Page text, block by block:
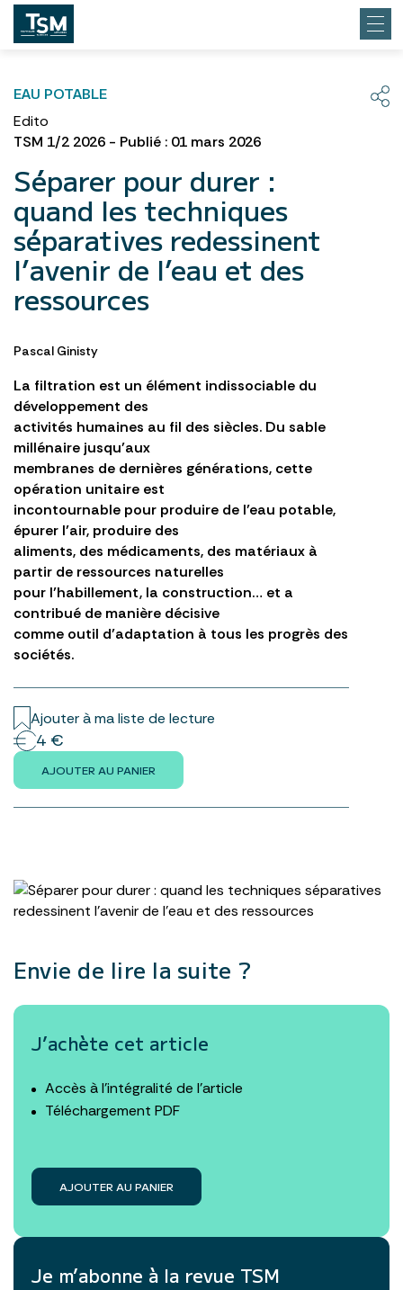
EAU POTABLE
Edito
TSM 1/2 2026 - Publié : 01 mars 2026
Séparer pour durer :
quand les techniques
séparatives redessinent
l’avenir de l’eau et des
ressources
Pascal Ginisty
La filtration est un élément indissociable du
développement des
activités humaines au fil des siècles. Du sable
millénaire jusqu’aux
membranes de dernières générations, cette
opération unitaire est
incontournable pour produire de l’eau potable,
épurer l’air, produire des
aliments, des médicaments, des matériaux à
partir de ressources naturelles
pour l’habillement, la construction… et a
contribué de manière décisive
comme outil d’adaptation à tous les progrès des
sociétés.
Ajouter à ma liste de lecture
4 €
AJOUTER AU PANIER
Envie de lire la suite ?
J’achète cet article
Accès à l’intégralité de l’article
Téléchargement PDF
AJOUTER AU PANIER
Je m’abonne à la revue TSM